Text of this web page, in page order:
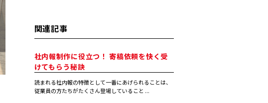
関連記事
社内報制作に役立つ！ 寄稿依頼を快く受
けてもらう秘訣
読まれる社内報の特徴として一番にあげられることは、
従業員の方たちがたくさん登場していること ...